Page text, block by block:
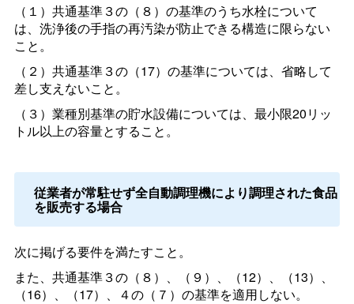
（１）共通基準３の（８）の基準のうち水栓について
は、洗浄後の手指の再汚染が防止できる構造に限らない
こと。
（２）共通基準３の（17）の基準については、省略して
差し支えないこと。
（３）業種別基準の貯水設備については、最小限20リッ
トル以上の容量とすること。
従業者が常駐せず全自動調理機により調理された食品
を販売する場合
次に掲げる要件を満たすこと。
また、共通基準３の（８）、（９）、（12）、（13）、
（16）、（17）、４の（７）の基準を適用しない。